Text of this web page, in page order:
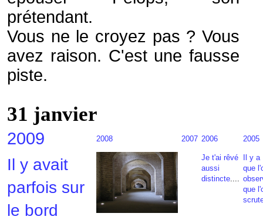
prétendant.
Vous ne le croyez pas ? Vous
avez raison. C'est une fausse
piste.
31 janvier
2009 2008 2007 2006 2005
Il y avait
parfois sur
le bord
Je t'ai rêvé
aussi
distincte....
Il y a
que
que